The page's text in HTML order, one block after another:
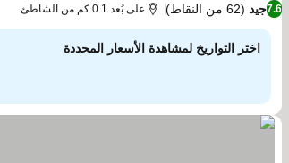
7.6جيد (62 من النقاط) على بُعد 0.1 كم من الشاطئ
اختر التواريخ لمشاهدة الأسعار المحددة